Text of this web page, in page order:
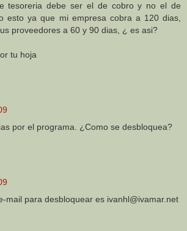
tesoreria debe ser el de cobro y no el de
esto ya que mi empresa cobra a 120 dias,
proveedores a 60 y 90 dias, ¿ es asi?
tu hoja
por el programa. ¿Como se desbloquea?
mail para desbloquear es ivanhl@ivamar.net